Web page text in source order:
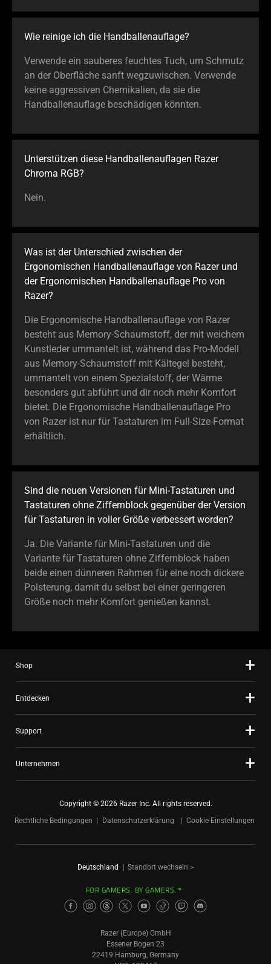
Wie reinige ich die Handballenauflage?
Verwende ein sauberes feuchtes Tuch, um Schmutz
an der Oberfläche sanft wegzuwischen. Verwende
keine aggressiven Chemikalien, da sie die
Handballenauflage beschädigen könnten.
Unterstützen diese Handballenauflagen Razer
Chroma RGB?
Nein.
Was ist der Unterschied zwischen der
Ergonomischen Handballenauflage von Razer und
der Ergonomischen Handballenauflage Pro von
Razer?
Die Ergonomische Handballenauflage von Razer
besteht aus Memory-Schaumstoff, der mit weichem
Kunstleder ummantelt ist, während das Pro-Modell
aus Memory-Schaumstoff mit Kältegel besteht,
ummantelt von einem Spezialstoff, der Wärme
besonders gut abführt und dir noch mehr Komfort
bietet. Die Ergonomische Handballenauflage Pro
von Razer ist nur für Tastaturen im Full-Size-Format
erhältlich.
Sind die neuen Versionen für Mini-Tastaturen und
Tastaturen ohne Ziffernblock gegenüber der Version
für Tastaturen in voller Größe verbessert worden?
Ja. Die Variante für Mini-Tastaturen und die
Variante für Tastaturen ohne Ziffernblock haben
beide einen dünneren Rahmen für eine noch dickere
Polsterung, damit du selbst bei einer geringeren
Größe noch mehr Komfort genießen kannst.
Shop
Entdecken
Support
Unternehmen
Copyright © 2026 Razer Inc. All rights reserved.
Rechtliche Bedingungen
Datenschutzerklärung Cookie-Einstellungen
Deutschland | Standort wechseln >
FOR GAMERS. BY GAMERS.™
Razer (Europe) GmbH
Essener Bogen 23
22419 Hamburg, Germany